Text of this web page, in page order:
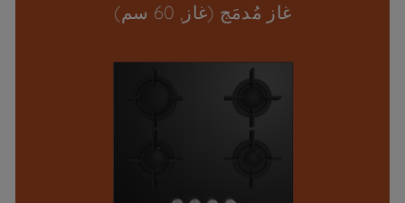
غاز مُدمَج (غاز, 60 سم)